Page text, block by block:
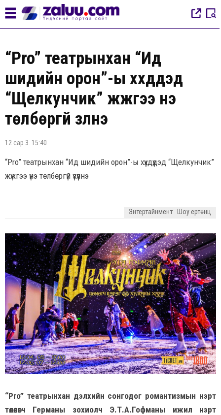
“Pro” театрынхан “Ид
шидийн орон”-ы хүүхдүүдэд
“Щелкунчик” жүжгээ үнэ
төлбөргүй үзүүлнэ
12 сар 3. 15:40
“Pro” театрынхан “Ид шидийн орон”-ы хүүхдүүдэд “Щелкунчик”
жүжгээ үнэ төлбөргүй үзүүлнэ
Энтертайнмент Шоу ертөнц
“Pro” театрынхан дэлхийн сонгодог романтизмын нэрт
төлөөлөгч Германы зохиолч Э.Т.А.Гофманы ижил нэрт